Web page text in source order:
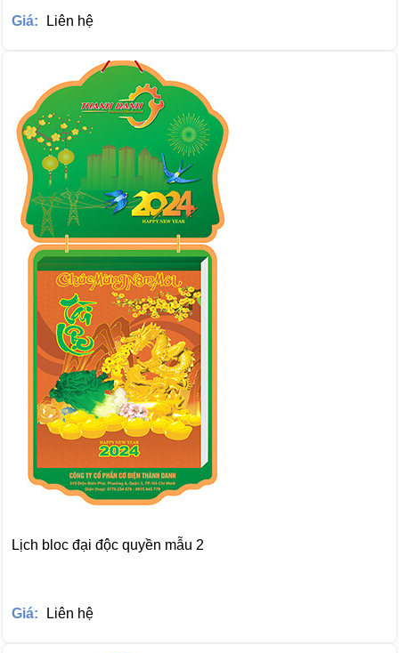
Giá: Liên hệ
Lịch bloc đại độc quyền mẫu 2
Giá: Liên hệ